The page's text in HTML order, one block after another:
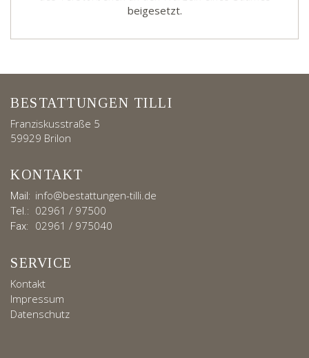
beigesetzt.
BESTATTUNGEN TILLI
Franziskusstraße 5
59929 Brilon
KONTAKT
Mail: info@bestattungen-tilli.de
Tel.: 02961 / 97500
Fax: 02961 / 975040
SERVICE
Kontakt
Impressum
Datenschutz